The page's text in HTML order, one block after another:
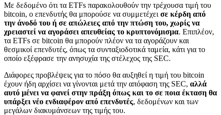
Με δεδομένο ότι τα ETFs παρακολουθούν την τρέχουσα τιμή του
bitcoin, ο επενδυτής θα μπορούσε να συμμετέχει σε κέρδη από
την άνοδό του ή σε απώλειες από την πτώση του, χωρίς να
χρειαστεί να αγοράσει απευθείας το κρυπτονόμισμα. Επιπλέον,
τα ETFs σε bitcoin θα μπορούν πλέον να τα αγοράζουν και
θεσμικοί επενδυτές, όπως τα συνταξιοδοτικά ταμεία, κάτι για το
οποίο εξέφρασε την ανησυχία της στέλεχος της SEC.
Διάφορες προβλέψεις για το πόσο θα αυξηθεί η τιμή του bitcoin
έχουν ήδη αρχίσει να γίνονται μετά την απόφαση της SEC, αλλά
αυτό μένει να φανεί στην πράξη όπως και το σε ποια έκταση θα
υπάρξει νέο ενδιαφέρον από επενδυτές, δεδομένων και των
μεγάλων διακυμάνσεων της τιμής του.